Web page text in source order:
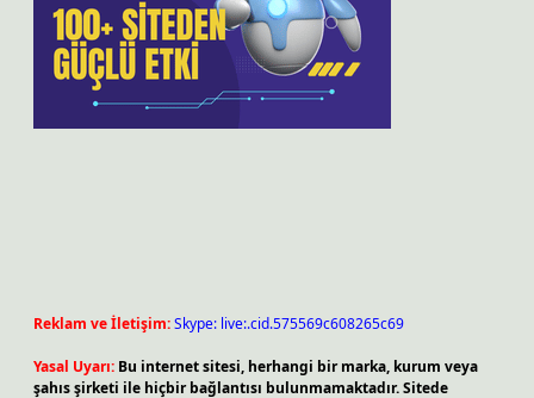
Reklam ve İletişim:Skype: live:.cid.575569c608265c69
Yasal Uyarı: Bu internet sitesi, herhangi bir marka, kurum veya
şahıs şirketi ile hiçbir bağlantısı bulunmamaktadır. Sitede